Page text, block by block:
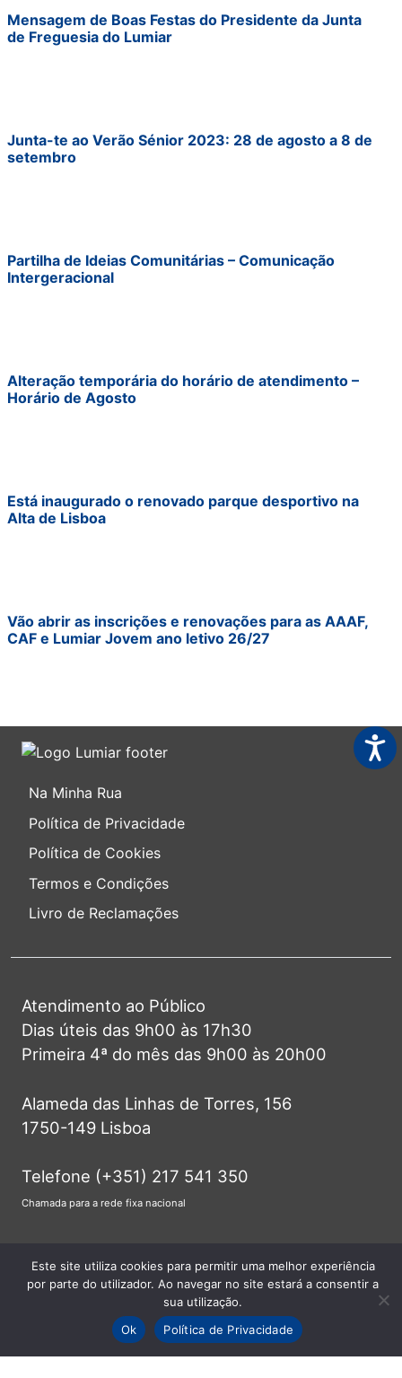
Mensagem de Boas Festas do Presidente da Junta
de Freguesia do Lumiar
Junta-te ao Verão Sénior 2023: 28 de agosto a 8 de
setembro
Partilha de Ideias Comunitárias – Comunicação
Intergeracional
Alteração temporária do horário de atendimento –
Horário de Agosto
Está inaugurado o renovado parque desportivo na
Alta de Lisboa
Vão abrir as inscrições e renovações para as AAAF,
CAF e Lumiar Jovem ano letivo 26/27
Na Minha Rua
Política de Privacidade
Política de Cookies
Termos e Condições
Livro de Reclamações
Atendimento ao Público
Dias úteis das 9h00 às 17h30
Primeira 4ª do mês das 9h00 às 20h00
Alameda das Linhas de Torres, 156
1750-149 Lisboa
Telefone (+351) 217 541 350
Chamada para a rede fixa nacional
© 2026 Junta de Freguesia do Lumiar -
Todos os direitos reservados.
Este site utiliza cookies para permitir uma melhor experiência
por parte do utilizador. Ao navegar no site estará a consentir a
sua utilização.
Ok
Política de Privacidade